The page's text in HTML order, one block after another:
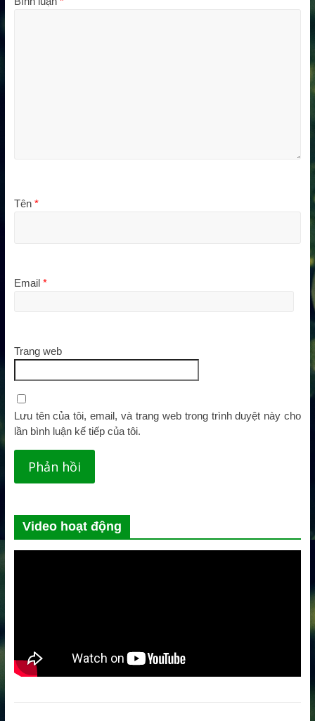
Tên *
Email *
Trang web
Lưu tên của tôi, email, và trang web trong trình duyệt này cho
lần bình luận kế tiếp của tôi.
Video hoạt động